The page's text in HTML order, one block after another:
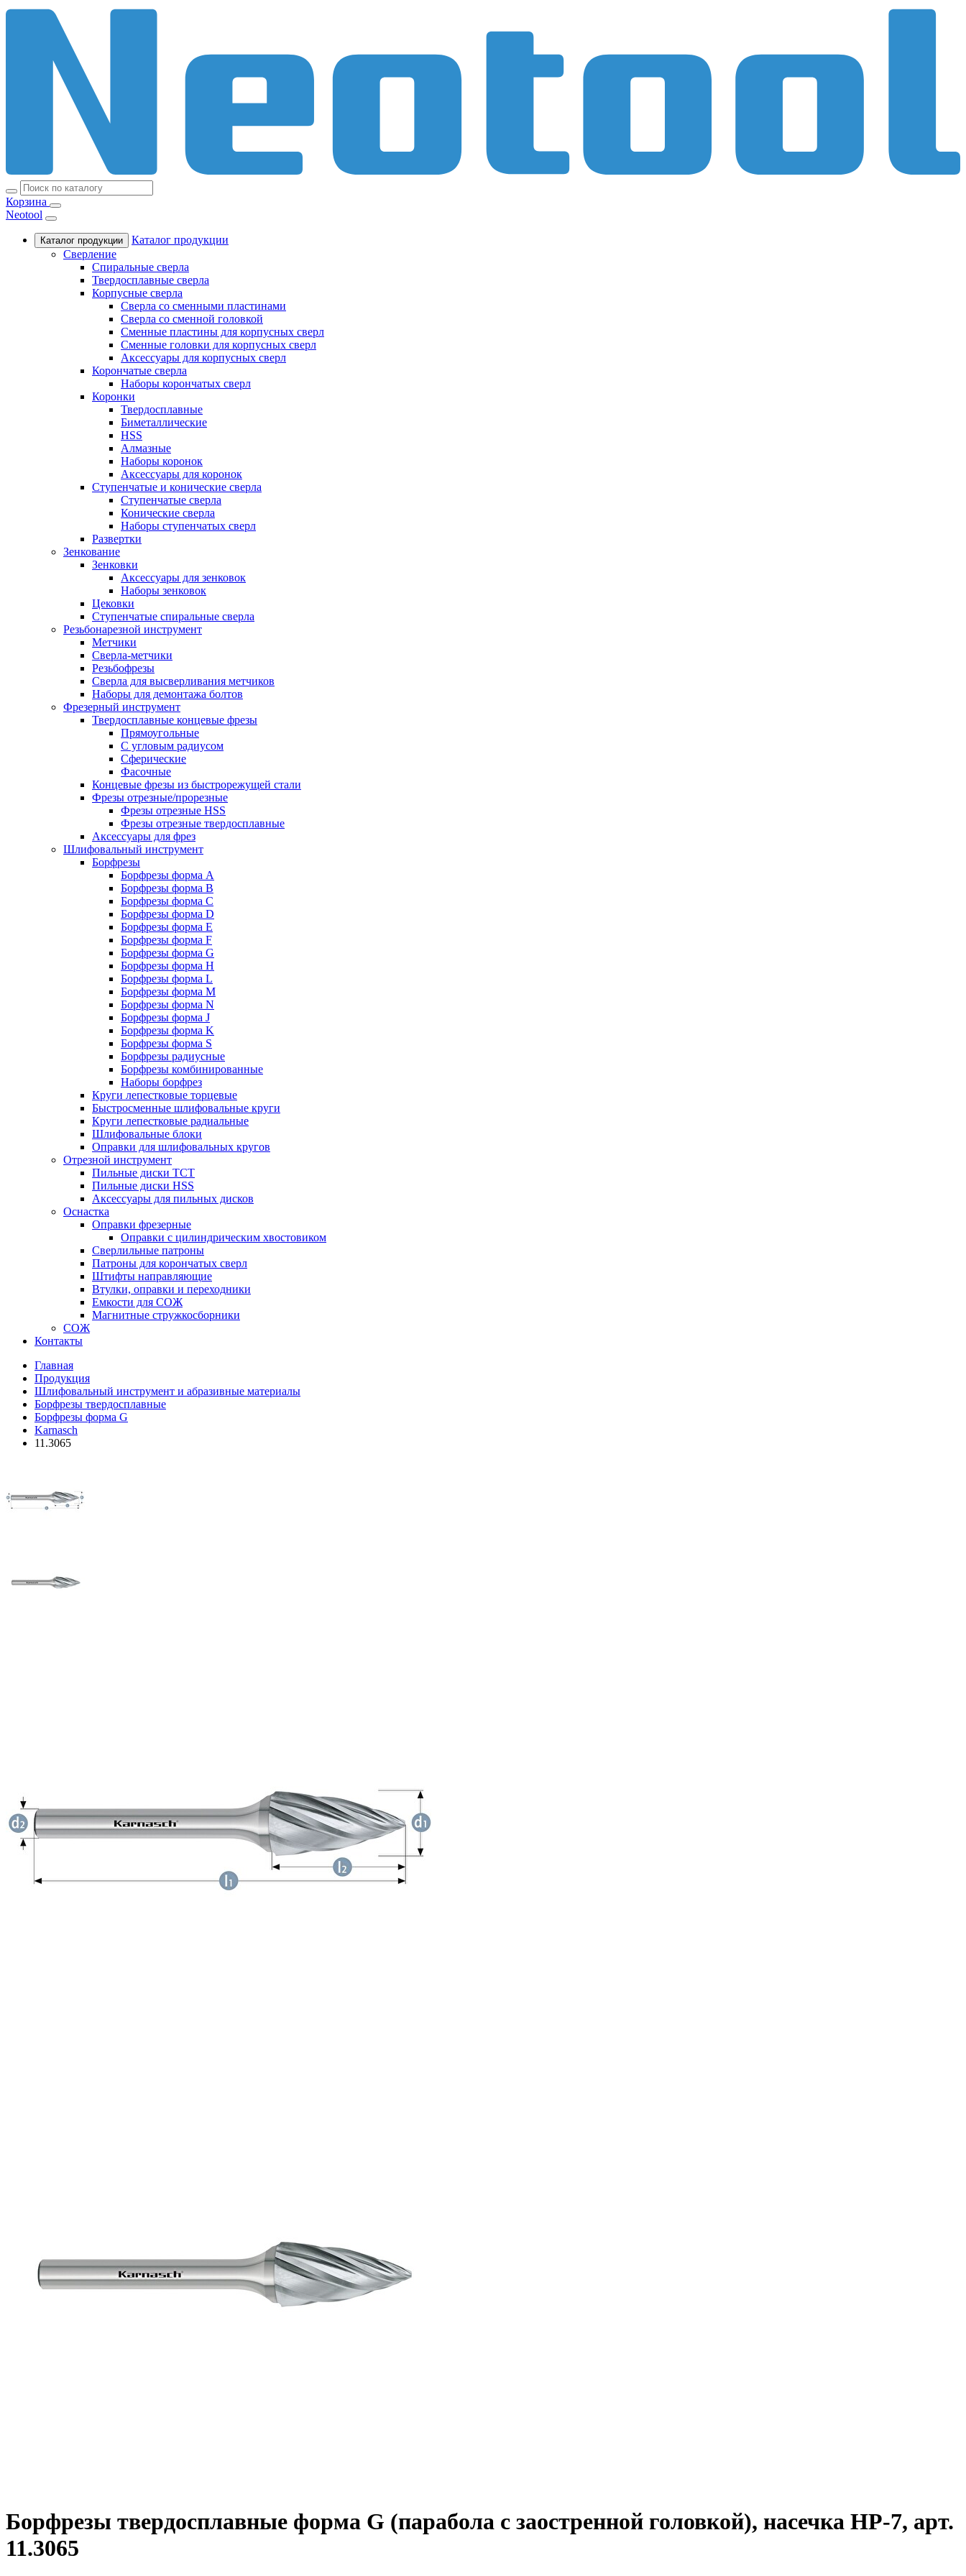
Корзина
Neotool
Каталог продукции
Каталог продукции
Сверление
Спиральные сверла
Твердосплавные сверла
Корпусные сверла
Сверла со сменными пластинами
Сверла со сменной головкой
Сменные пластины для корпусных сверл
Сменные головки для корпусных сверл
Аксессуары для корпусных сверл
Корончатые сверла
Наборы корончатых сверл
Коронки
Твердосплавные
Биметаллические
HSS
Алмазные
Наборы коронок
Аксессуары для коронок
Ступенчатые и конические сверла
Ступенчатые сверла
Конические сверла
Наборы ступенчатых сверл
Развертки
Зенкование
Зенковки
Аксессуары для зенковок
Наборы зенковок
Цековки
Ступенчатые спиральные сверла
Резьбонарезной инструмент
Метчики
Сверла-метчики
Резьбофрезы
Сверла для высверливания метчиков
Наборы для демонтажа болтов
Фрезерный инструмент
Твердосплавные концевые фрезы
Прямоугольные
С угловым радиусом
Сферические
Фасочные
Концевые фрезы из быстрорежущей стали
Фрезы отрезные/прорезные
Фрезы отрезные HSS
Фрезы отрезные твердосплавные
Аксессуары для фрез
Шлифовальный инструмент
Борфрезы
Борфрезы форма A
Борфрезы форма B
Борфрезы форма C
Борфрезы форма D
Борфрезы форма E
Борфрезы форма F
Борфрезы форма G
Борфрезы форма H
Борфрезы форма L
Борфрезы форма M
Борфрезы форма N
Борфрезы форма J
Борфрезы форма K
Борфрезы форма S
Борфрезы радиусные
Борфрезы комбинированные
Наборы борфрез
Круги лепестковые торцевые
Быстросменные шлифовальные круги
Круги лепестковые радиальные
Шлифовальные блоки
Оправки для шлифовальных кругов
Отрезной инструмент
Пильные диски ТСТ
Пильные диски HSS
Аксессуары для пильных дисков
Оснастка
Оправки фрезерные
Оправки с цилиндрическим хвостовиком
Сверлильные патроны
Патроны для корончатых сверл
Штифты направляющие
Втулки, оправки и переходники
Емкости для СОЖ
Магнитные стружкосборники
СОЖ
Контакты
Главная
Продукция
Шлифовальный инструмент и абразивные материалы
Борфрезы твердосплавные
Борфрезы форма G
Karnasch
11.3065
Борфрезы твердосплавные форма G (парабола с заостренной головкой), насечка HP-7, арт.
11.3065